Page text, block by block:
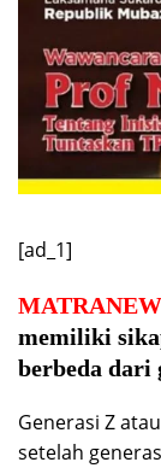
[ad_1]
memiliki
berbeda dari
Generasi Z
setelah